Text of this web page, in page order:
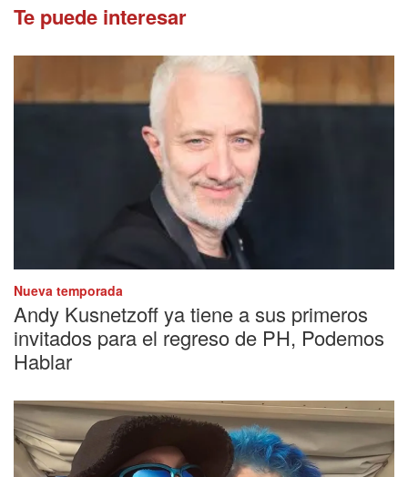
Te puede interesar
Nueva temporada
Andy Kusnetzoff ya tiene a sus primeros
invitados para el regreso de PH, Podemos
Hablar